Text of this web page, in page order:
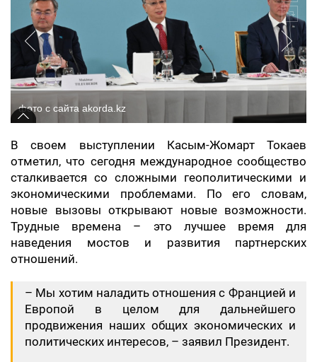
фото с сайта akorda.kz
В своем выступлении Касым-Жомарт Токаев
отметил, что сегодня международное сообщество
сталкивается со сложными геополитическими и
экономическими проблемами. По его словам,
новые вызовы открывают новые возможности.
Трудные времена – это лучшее время для
наведения мостов и развития партнерских
отношений.
– Мы хотим наладить отношения с Францией и
Европой в целом для дальнейшего
продвижения наших общих экономических и
политических интересов, – заявил Президент.